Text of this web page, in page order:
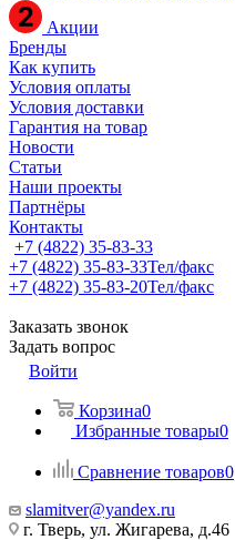
Акции
Бренды
Как купить
Условия оплаты
Условия доставки
Гарантия на товар
Новости
Статьи
Наши проекты
Партнёры
Контакты
+7 (4822) 35-83-33
+7 (4822) 35-83-33Тел/факс
+7 (4822) 35-83-20Тел/факс
Заказать звонок
Задать вопрос
Войти
Корзина0
Избранные товары0
Сравнение товаров0
slamitver@yandex.ru
г. Тверь, ул. Жигарева, д.46